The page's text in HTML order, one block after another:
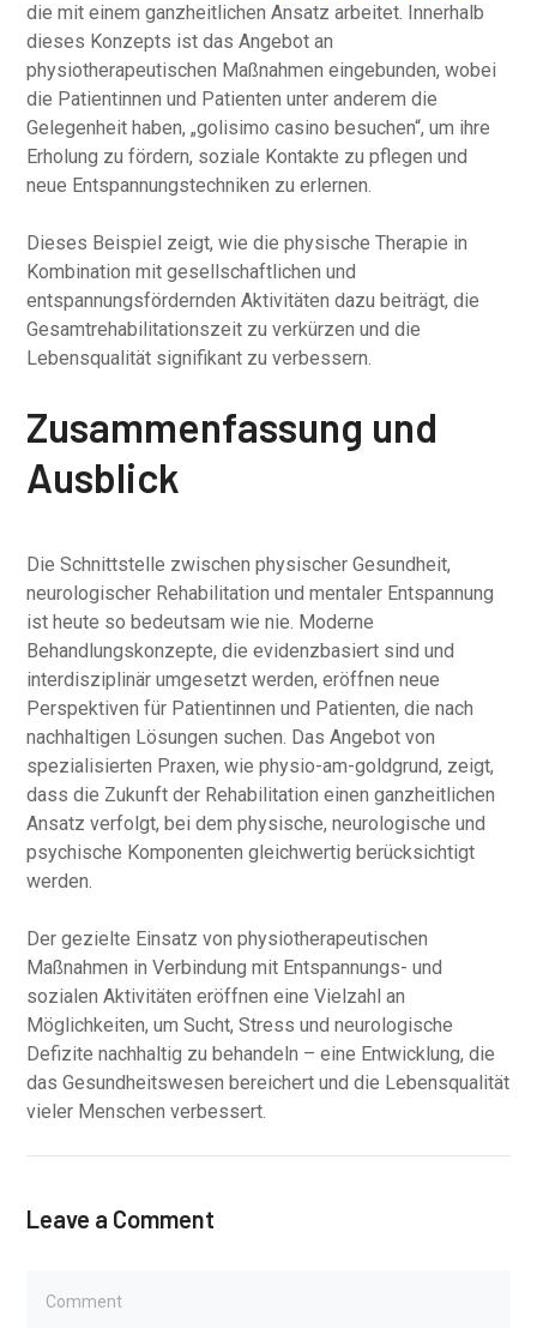
die mit einem ganzheitlichen Ansatz arbeitet. Innerhalb
dieses Konzepts ist das Angebot an
physiotherapeutischen Maßnahmen eingebunden, wobei
die Patientinnen und Patienten unter anderem die
Gelegenheit haben, „golisimo casino besuchen“, um ihre
Erholung zu fördern, soziale Kontakte zu pflegen und
neue Entspannungstechniken zu erlernen.
Dieses Beispiel zeigt, wie die physische Therapie in
Kombination mit gesellschaftlichen und
entspannungsfördernden Aktivitäten dazu beiträgt, die
Gesamtrehabilitationszeit zu verkürzen und die
Lebensqualität signifikant zu verbessern.
Zusammenfassung und
Ausblick
Die Schnittstelle zwischen physischer Gesundheit,
neurologischer Rehabilitation und mentaler Entspannung
ist heute so bedeutsam wie nie. Moderne
Behandlungskonzepte, die evidenzbasiert sind und
interdisziplinär umgesetzt werden, eröffnen neue
Perspektiven für Patientinnen und Patienten, die nach
nachhaltigen Lösungen suchen. Das Angebot von
spezialisierten Praxen, wie physio-am-goldgrund, zeigt,
dass die Zukunft der Rehabilitation einen ganzheitlichen
Ansatz verfolgt, bei dem physische, neurologische und
psychische Komponenten gleichwertig berücksichtigt
werden.
Der gezielte Einsatz von physiotherapeutischen
Maßnahmen in Verbindung mit Entspannungs- und
sozialen Aktivitäten eröffnen eine Vielzahl an
Möglichkeiten, um Sucht, Stress und neurologische
Defizite nachhaltig zu behandeln – eine Entwicklung, die
das Gesundheitswesen bereichert und die Lebensqualität
vieler Menschen verbessert.
Leave a Comment